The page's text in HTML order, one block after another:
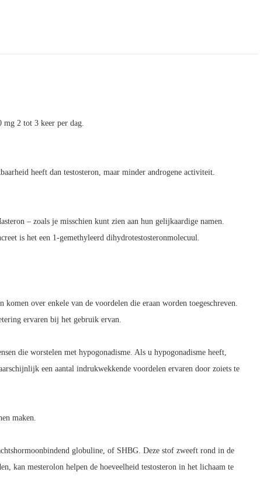
2 tot 3 keer per dag.
heeft dan testosteron, maar minder androgene activiteit.
– zoals je misschien kunt zien aan hun gelijkaardige namen.
is het een 1-gemethyleerd dihydrotestosteronmolecuul.
over enkele van de voordelen die eraan worden toegeschreven.
ervaren bij het gebruik ervan.
die worstelen met hypogonadisme. Als u hypogonadisme heeft,
een aantal indrukwekkende voordelen ervaren door zoiets te
maken.
globuline, of SHBG. Deze stof zweeft rond in de
kan mesterolon helpen de hoeveelheid testosteron in het lichaam te